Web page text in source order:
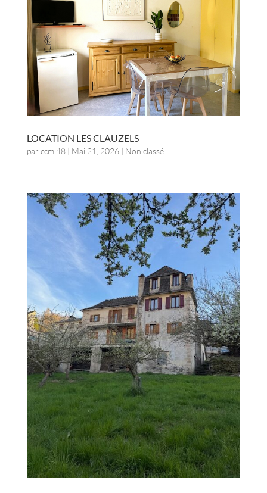
LOCATION LES CLAUZELS
par ccml48| Mai 21, 2026| Non classé